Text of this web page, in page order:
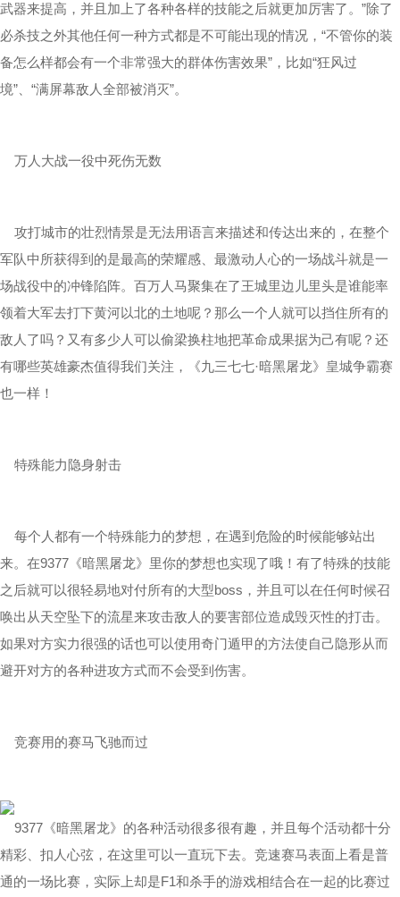
武器来提高，并且加上了各种各样的技能之后就更加厉害了。”除了
必杀技之外其他任何一种方式都是不可能出现的情况，“不管你的装
备怎么样都会有一个非常强大的群体伤害效果”，比如“狂风过
境”、“满屏幕敌人全部被消灭”。
万人大战一役中死伤无数
攻打城市的壮烈情景是无法用语言来描述和传达出来的，在整个
军队中所获得到的是最高的荣耀感、最激动人心的一场战斗就是一
场战役中的冲锋陷阵。百万人马聚集在了王城里边儿里头是谁能率
领着大军去打下黄河以北的土地呢？那么一个人就可以挡住所有的
敌人了吗？又有多少人可以偷梁换柱地把革命成果据为己有呢？还
有哪些英雄豪杰值得我们关注，《九三七七·暗黑屠龙》皇城争霸赛
也一样！
特殊能力隐身射击
每个人都有一个特殊能力的梦想，在遇到危险的时候能够站出
来。在9377《暗黑屠龙》里你的梦想也实现了哦！有了特殊的技能
之后就可以很轻易地对付所有的大型boss，并且可以在任何时候召
唤出从天空坠下的流星来攻击敌人的要害部位造成毁灭性的打击。
如果对方实力很强的话也可以使用奇门遁甲的方法使自己隐形从而
避开对方的各种进攻方式而不会受到伤害。
竞赛用的赛马飞驰而过
9377《暗黑屠龙》的各种活动很多很有趣，并且每个活动都十分
精彩、扣人心弦，在这里可以一直玩下去。竞速赛马表面上看是普
通的一场比赛，实际上却是F1和杀手的游戏相结合在一起的比赛过